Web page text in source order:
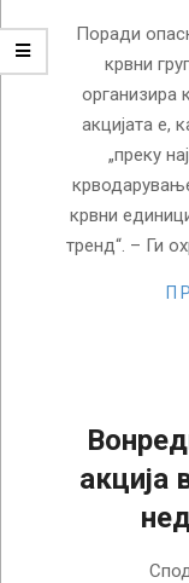
Поради
крвни
организира
акцијата е,
„преку
крвни
тренд“. – Ги
акција